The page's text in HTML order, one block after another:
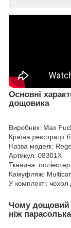
Основні
дощовика
Виробник: Max
Країна реєстрації
Назва моделі:
Артикул: 08301X
Тканина: поліестер
Камуфляж:
У комплекті: чохол
Чому дощовий
ніж